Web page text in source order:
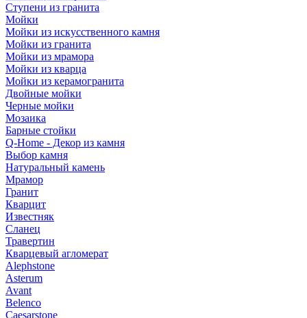
Ступени из гранита
Мойки
Мойки из искусственного камня
Мойки из гранита
Мойки из мрамора
Мойки из кварца
Мойки из керамогранита
Двойные мойки
Черные мойки
Мозаика
Барные стойки
Q-Home - Декор из камня
Выбор камня
Натуральный камень
Мрамор
Гранит
Кварцит
Известняк
Сланец
Травертин
Кварцевый агломерат
Alephstone
Asterum
Avant
Belenco
Caesarstone